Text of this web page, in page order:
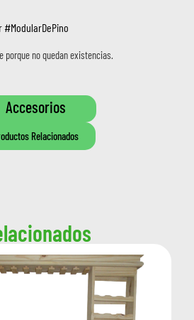
no quedan existencias.
Accesorios
Relacionados